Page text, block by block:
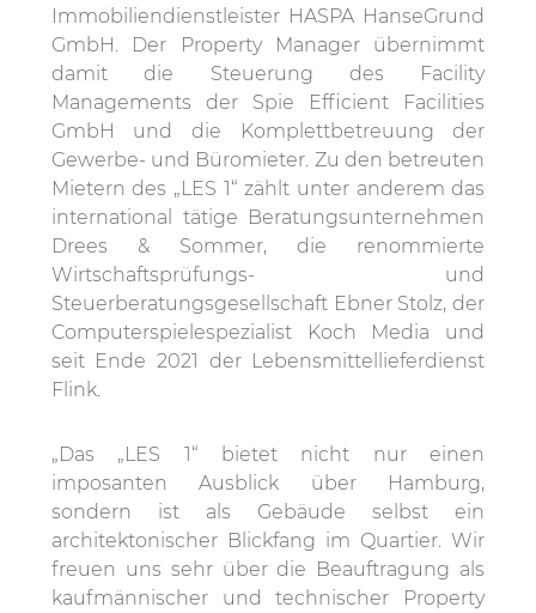
Immobiliendienstleister HASPA HanseGrund
GmbH. Der Property Manager übernimmt
damit die Steuerung des Facility
Managements der Spie Efficient Facilities
GmbH und die Komplettbetreuung der
Gewerbe- und Büromieter. Zu den betreuten
Mietern des „LES 1“ zählt unter anderem das
international tätige Beratungsunternehmen
Drees & Sommer, die renommierte
Wirtschaftsprüfungs- und
Steuerberatungsgesellschaft Ebner Stolz, der
Computerspielespezialist Koch Media und
seit Ende 2021 der Lebensmittellieferdienst
Flink.
„Das „LES 1“ bietet nicht nur einen
imposanten Ausblick über Hamburg,
sondern ist als Gebäude selbst ein
architektonischer Blickfang im Quartier. Wir
freuen uns sehr über die Beauftragung als
kaufmännischer und technischer Property